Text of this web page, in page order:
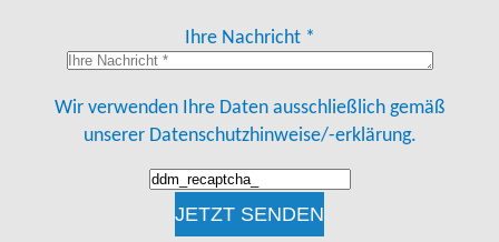
Ihre Nachricht *
Wir verwenden Ihre Daten ausschließlich gemäß
unserer Datenschutzhinweise/-erklärung.